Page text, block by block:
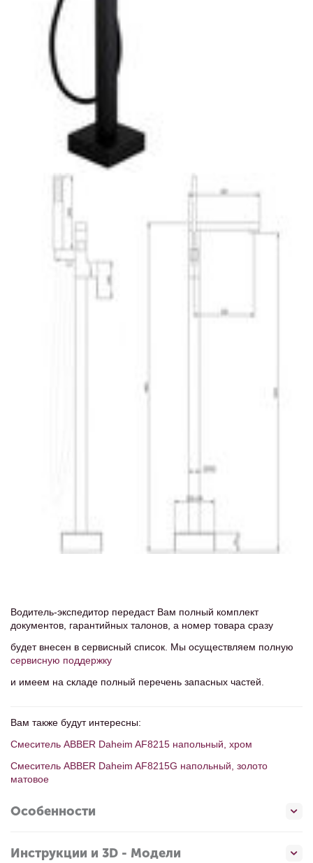
Водитель-экспедитор передаст Вам полный комплект
документов, гарантийных талонов, а номер товара сразу
будет внесен в сервисный список. Мы осуществляем полную
сервисную поддержку
и имеем на складе полный перечень запасных частей.
Вам также будут интересны:
Смеситель ABBER Daheim AF8215 напольный, хром
Смеситель ABBER Daheim AF8215G напольный, золото
матовое
Особенности
Инструкции и 3D - Модели